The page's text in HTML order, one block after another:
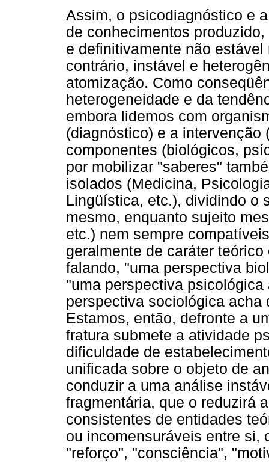
Assim, o psicodiagnóstico e
de conhecimentos
e definitivamente não
contrário, instável e
atomização. Como
heterogeneidade e da
embora lidemos com
(diagnóstico) e a intervenção
componentes (biológicos,
por mobilizar "saberes"
isolados (Medicina,
Lingüística, etc.), dividindo o
mesmo, enquanto sujeito
etc.) nem sempre
geralmente de caráter
falando, "uma perspectiva
"uma perspectiva
perspectiva sociológica acha
Estamos, então, defronte a
fratura submete a atividade
dificuldade de
unificada sobre o objeto de
conduzir a uma análise
fragmentária, que o reduzirá
consistentes de entidades
ou incomensuráveis entre si,
"reforço", "consciência",